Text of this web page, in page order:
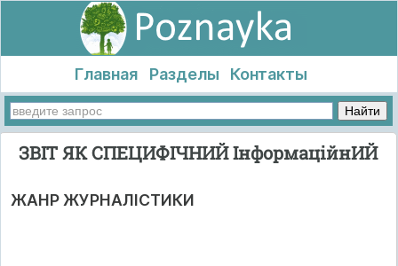
Главная Разделы Контакты
ЗВІТ ЯК СПЕЦИФІЧНИЙ ІнформаційнИЙ
ЖАНР ЖУРНАЛІСТИКИ